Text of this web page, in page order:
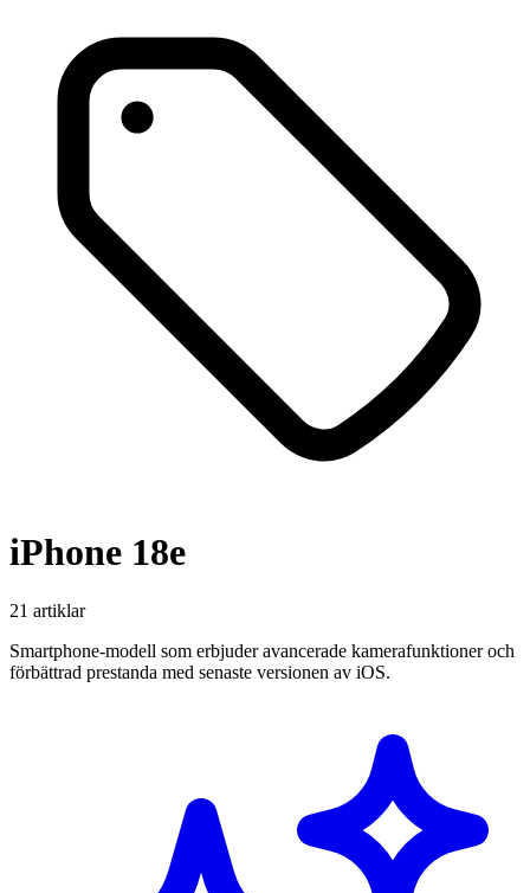
iPhone 18e
21 artiklar
Smartphone-modell som erbjuder avancerade kamerafunktioner och
förbättrad prestanda med senaste versionen av iOS.